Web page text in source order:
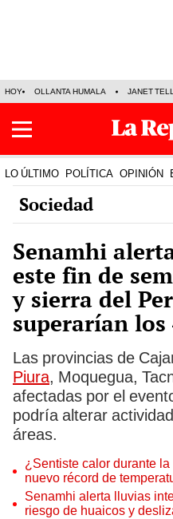
HOY OLLANTA HUMALA JANET
LO ÚLTIMO POLÍTICA OPINIÓN
Sociedad
Senamhi
este fin de
y sierra del
superarían
Las provincias de
Piura, Moquegua,
afectadas por el
podría alterar
áreas.
¿Sentiste calor durante
nuevo récord de
el pronóstico para los
Senamhi alerta lluvias
riesgo de huaicos y